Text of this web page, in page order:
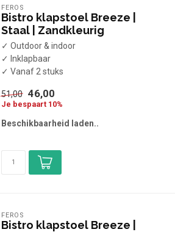
FEROS
Bistro klapstoel Breeze |
Staal | Zandkleurig
✓ Outdoor & indoor
✓ Inklapbaar
✓ Vanaf 2 stuks
51,00 46,00
Je bespaart 10%
Beschikbaarheid laden..
FEROS
Bistro klapstoel Breeze |